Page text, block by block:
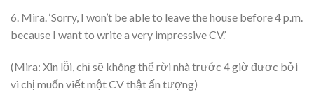
6. Mira. ‘Sorry, I won’t be able to leave the house before 4 p.m.
because I want to write a very impressive CV.’
(Mira: Xin lỗi, chị sẽ không thể rời nhà trước 4 giờ được bởi
vì chị muốn viết một CV thật ấn tượng)